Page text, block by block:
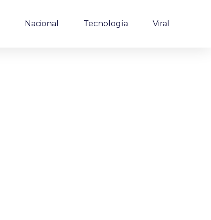
Nacional Tecnología Viral